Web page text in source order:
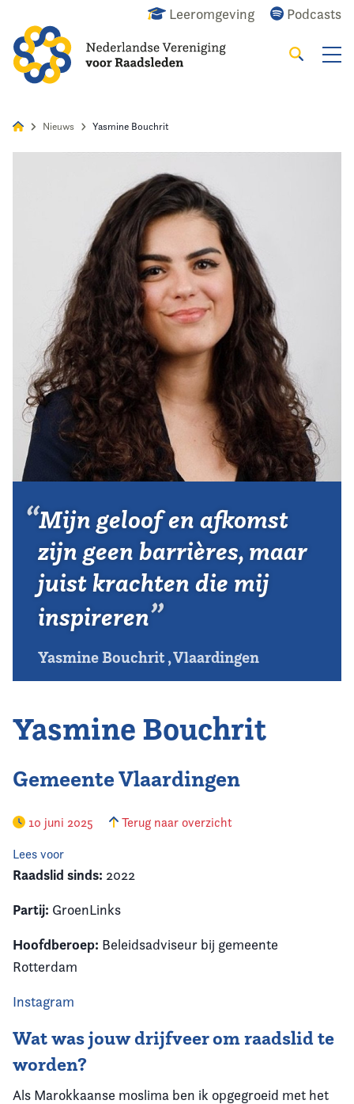
Leeromgeving Podcasts
Zoeken
Opleiding
Kennis & Informatie
Vereniging
Contact
Nieuws Yasmine Bouchrit
Mijn geloof en afkomst
zijn geen barrières, maar
juist krachten die mij
inspireren
Yasmine Bouchrit , Vlaardingen
Yasmine Bouchrit
Gemeente Vlaardingen
10 juni 2025 Terug naar overzicht
Lees voor
Raadslid sinds: 2022
Partij: GroenLinks
Hoofdberoep: Beleidsadviseur bij gemeente
Rotterdam
Instagram
Wat was jouw drijfveer om raadslid te
worden?
Als Marokkaanse moslima ben ik opgegroeid met het